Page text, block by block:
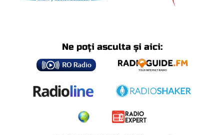
Ne poți asculta și aici: